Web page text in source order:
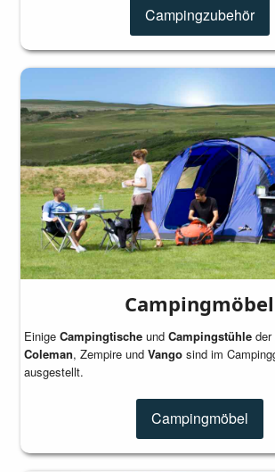
Campingzubehör
Campingmöbel
Einige Campingtische und Campingstühle der
Coleman, Zempire und Vango sind im
ausgestellt.
Campingmöbel